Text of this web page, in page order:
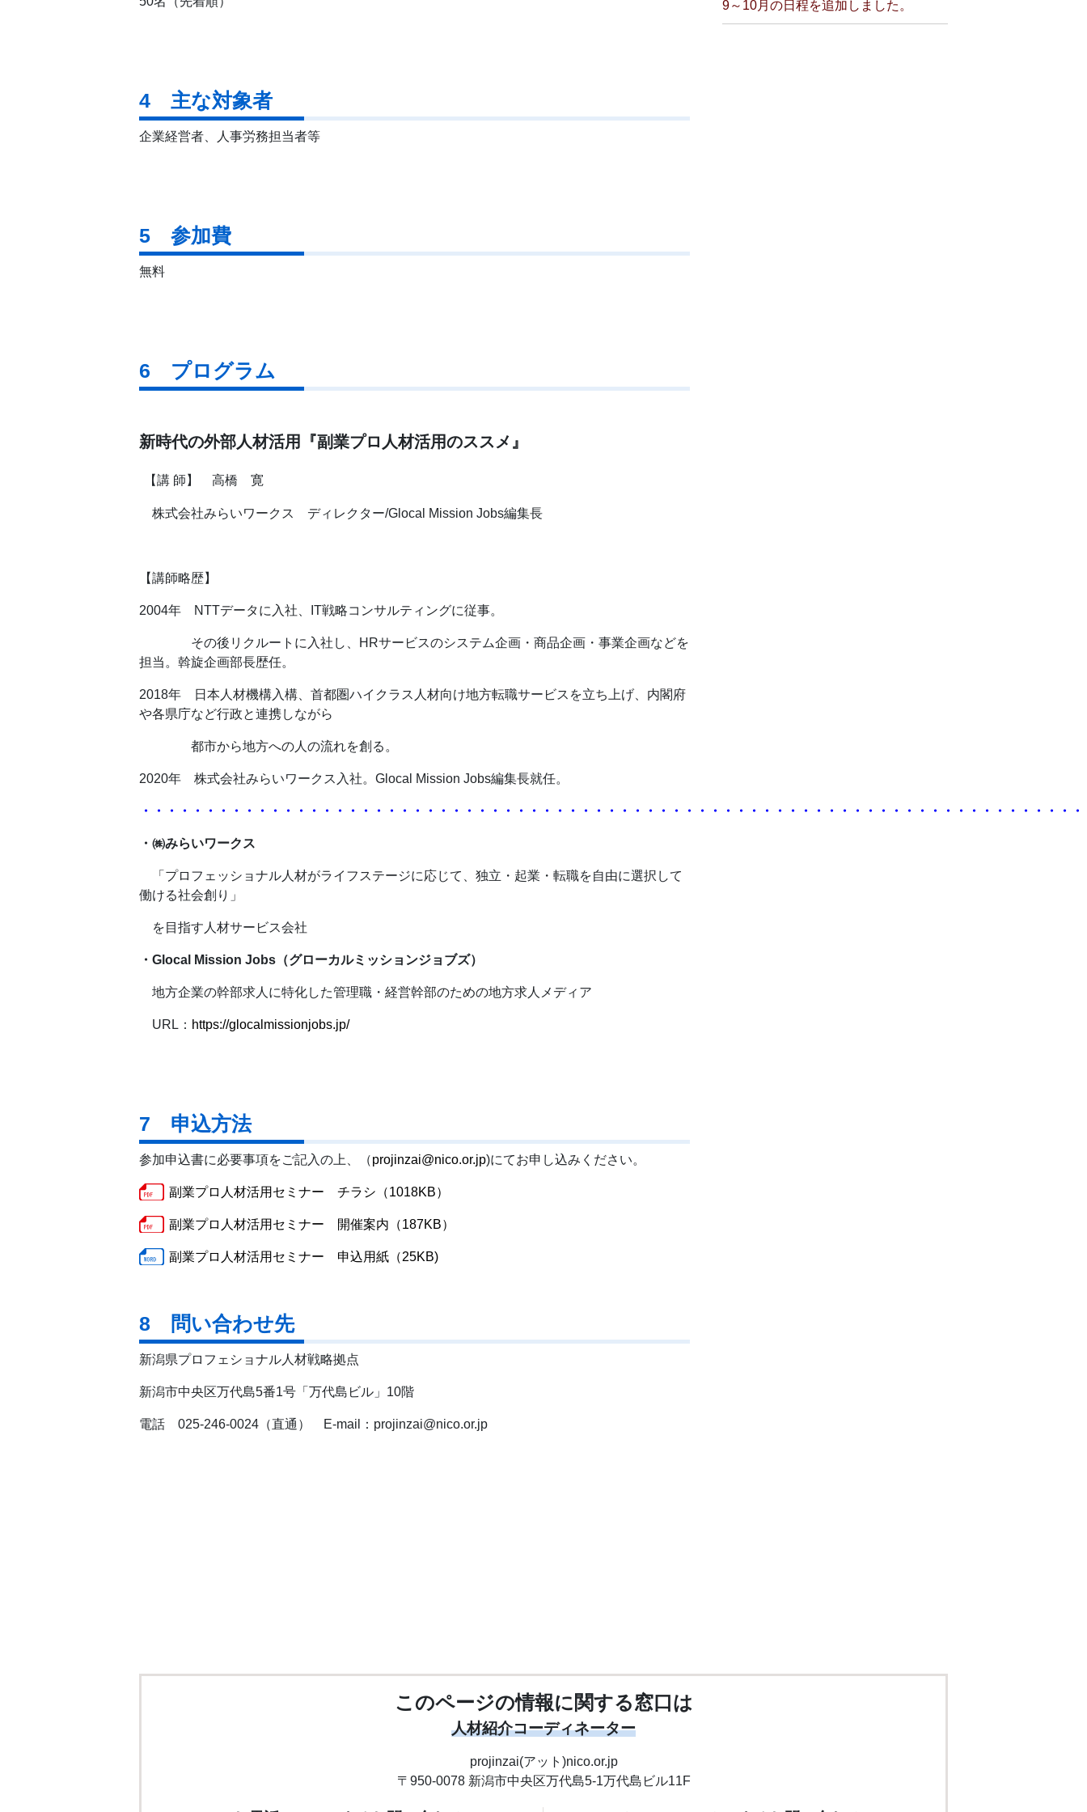
4 主な対象者
企業経営者、人事労務担当者等
5 参加費
無料
6 プログラム
新時代の外部人材活用『副業プロ人材活用のススメ』
【講 師】 高橋 寛
株式会社みらいワークス ディレクター/Glocal Mission Jobs編集長
【講師略歴】
2004年 NTTデータに入社、IT戦略コンサルティングに従事。
その後リクルートに入社し、HRサービスのシステム企画・商品企画・事業企画などを
担当。斡旋企画部長歴任。
2018年 日本人材機構入構、首都圏ハイクラス人材向け地方転職サービスを立ち上げ、内閣府
や各県庁など行政と連携しながら
都市から地方への人の流れを創る。
2020年 株式会社みらいワークス入社。Glocal Mission Jobs編集長就任。
・・・・・・・・・・・・・・・・・・・・・・・・・・・・・・・・・・・・・・・・・・・・・・・・・・・・・・・・・・・・・・・・・・・・・・・・
・㈱みらいワークス
「プロフェッショナル人材がライフステージに応じて、独立・起業・転職を自由に選択して
働ける社会創り」
を目指す人材サービス会社
・Glocal Mission Jobs（グローカルミッションジョブズ）
地方企業の幹部求人に特化した管理職・経営幹部のための地方求人メディア
URL： https://glocalmissionjobs.jp/
7 申込方法
参加申込書に必要事項をご記入の上、（projinzai@nico.or.jp)にてお申し込みください。
副業プロ人材活用セミナー チラシ（1018KB）
副業プロ人材活用セミナー 開催案内（187KB）
副業プロ人材活用セミナー 申込用紙（25KB)
8 問い合わせ先
新潟県プロフェショナル人材戦略拠点
新潟市中央区万代島5番1号「万代島ビル」10階
電話 025-246-0024（直通） E-mail：projinzai@nico.or.jp
9～10月の日程を追加しました。
このページの情報に関する窓口は
人材紹介コーディネーター
projinzai(アット)nico.or.jp
〒950-0078 新潟市中央区万代島5-1万代島ビル11F